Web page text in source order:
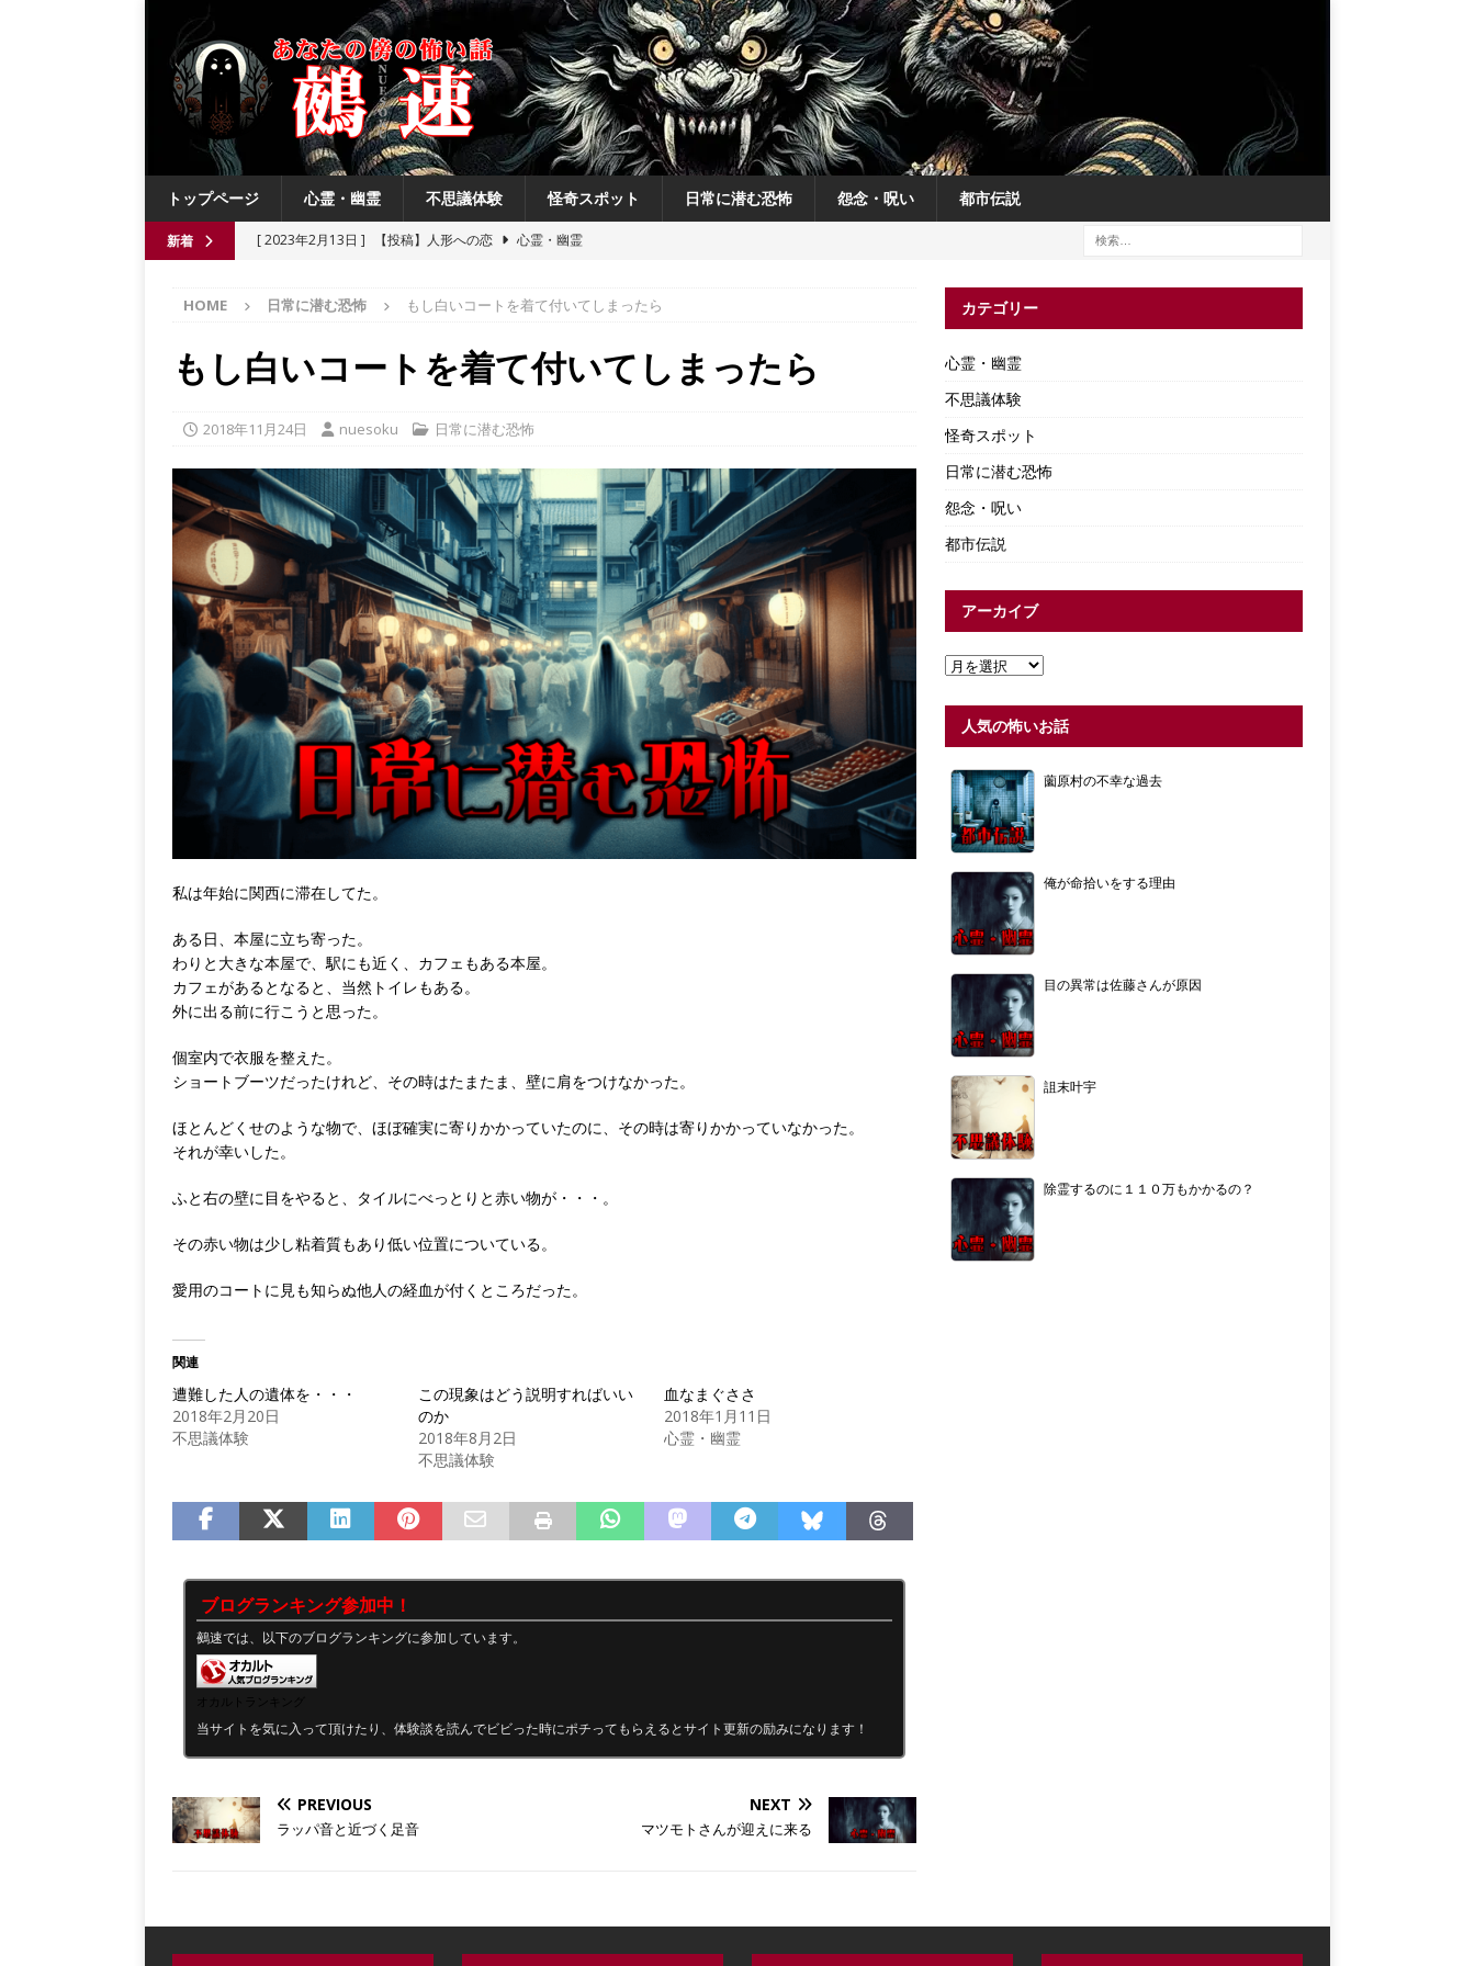
トップページ 心霊・幽霊 不思議体験 怪奇スポット 日常に潜む恐怖 怨念・呪い 都市伝説
新着 [ 2023年2月13日 ] 【投稿】人形への恋
心霊・幽霊
[ 2021年6月13日 ]
チチケゥ
都市伝説
[ 2021年6月13日 ]
ニュータウン祟り神
怨念・呪い
[ 2023年4月4日 ]
【投稿】厄祓い 怨念・呪い
HOME 日常に潜む恐怖 もし白いコートを着て付いてしまったら
もし白いコートを着て付いてしまったら
2018年11月24日 nuesoku 日常に潜む恐怖
私は年始に関西に滞在してた。
ある日、本屋に立ち寄った。
わりと大きな本屋で、駅にも近く、カフェもある本屋。
カフェがあるとなると、当然トイレもある。
外に出る前に行こうと思った。
個室内で衣服を整えた。
ショートブーツだったけれど、その時はたまたま、壁に肩をつけなかった。
ほとんどくせのような物で、ほぼ確実に寄りかかっていたのに、その時は寄りかかっていなかった。
それが幸いした。
ふと右の壁に目をやると、タイルにべっとりと赤い物が・・・。
その赤い物は少し粘着質もあり低い位置についている。
愛用のコートに見も知らぬ他人の経血が付くところだった。
関連
遭難した人の遺体を・・・
2018年2月20日
不思議体験
この現象はどう説明すればいい
のか
2018年8月2日
不思議体験
血なまぐささ
2018年1月11日
心霊・幽霊
ブログランキング参加中！
鵺速では、以下のブログランキングに参加しています。
当サイトを気に入って頂けたり、体験談を読んでビビった時にポチってもらえるとサイト更新の励みになります！
PREVIOUS
ラッパ音と近づく足音
NEXT
マツモトさんが迎えに来る
カテゴリー
心霊・幽霊
不思議体験
怪奇スポット
日常に潜む恐怖
怨念・呪い
都市伝説
アーカイブ
人気の怖いお話
薗原村の不幸な過去
俺が命拾いをする理由
目の異常は佐藤さんが原因
詛末叶宇
除霊するのに１１０万もかかるの？